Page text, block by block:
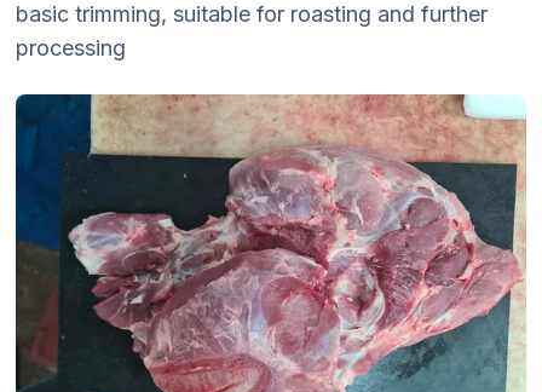
basic trimming, suitable for roasting and further
processing